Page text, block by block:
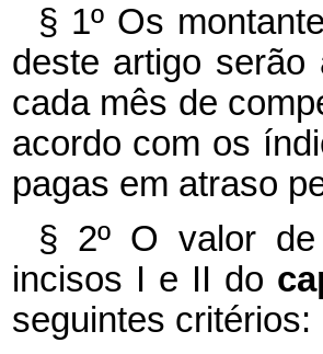
§ 1º Os
deste artigo serão
cada mês de
acordo com os
pagas em atraso
§ 2º O valor
incisos I e II do
seguintes critérios: